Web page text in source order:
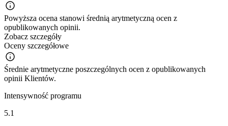
Powyższa ocena stanowi średnią arytmetyczną ocen z
opublikowanych opinii.
Zobacz szczegóły
Oceny szczegółowe
Średnie arytmetyczne poszczególnych ocen z opublikowanych
opinii Klientów.
Intensywność programu
5.1